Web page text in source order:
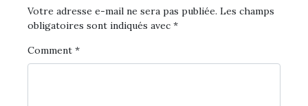
Votre adresse e-mail ne sera pas publiée. Les champs
obligatoires sont indiqués avec *
Comment *